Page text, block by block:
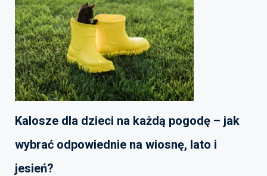
Kalosze dla dzieci na każdą pogodę – jak
wybrać odpowiednie na wiosnę, lato i
jesień?